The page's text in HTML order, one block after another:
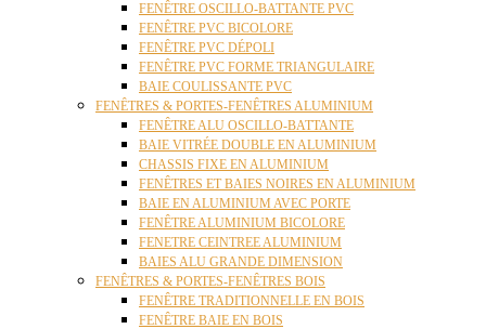
FENÊTRE OSCILLO-BATTANTE PVC
FENÊTRE PVC BICOLORE
FENÊTRE PVC DÉPOLI
FENÊTRE PVC FORME TRIANGULAIRE
BAIE COULISSANTE PVC
FENÊTRES & PORTES-FENÊTRES ALUMINIUM
FENÊTRE ALU OSCILLO-BATTANTE
BAIE VITRÉE DOUBLE EN ALUMINIUM
CHASSIS FIXE EN ALUMINIUM
FENÊTRES ET BAIES NOIRES EN ALUMINIUM
BAIE EN ALUMINIUM AVEC PORTE
FENÊTRE ALUMINIUM BICOLORE
FENETRE CEINTREE ALUMINIUM
BAIES ALU GRANDE DIMENSION
FENÊTRES & PORTES-FENÊTRES BOIS
FENÊTRE TRADITIONNELLE EN BOIS
FENÊTRE BAIE EN BOIS